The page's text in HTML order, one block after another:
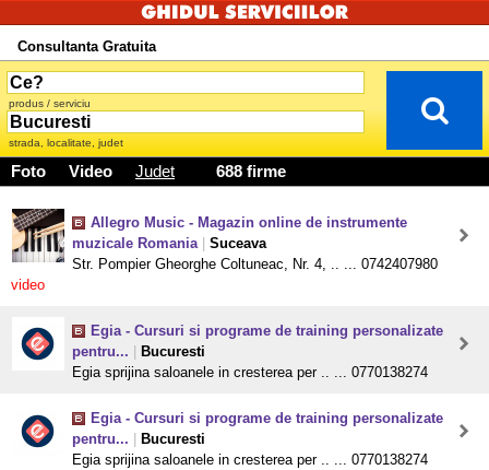
Consultanta Gratuita
produs / serviciu
strada, localitate, judet
Foto Video Judet 688 firme
Allegro Music - Magazin online de instrumente
muzicale Romania
Suceava
Str. Pompier Gheorghe Coltuneac, Nr. 4, .. ... 0742407980
video
Egia - Cursuri si programe de training personalizate
pentru...
Bucuresti
Egia sprijina saloanele in cresterea per .. ... 0770138274
Egia - Cursuri si programe de training personalizate
pentru...
Bucuresti
Egia sprijina saloanele in cresterea per .. ... 0770138274